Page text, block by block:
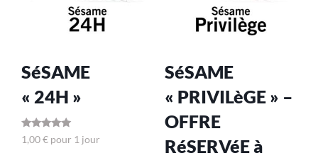
SéSAME
« 24H »
Note
5.00
1,00€ pour 1 jour
SéSAME
« PRIVILèGE » –
OFFRE
RéSERVéE à